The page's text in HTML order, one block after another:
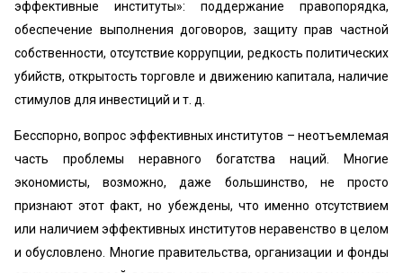
эффективные институты»: поддержание правопорядка,
обеспечение выполнения договоров, защиту прав частной
собственности, отсутствие коррупции, редкость политических
убийств, открытость торговле и движению капитала, наличие
стимулов для инвестиций и т. д.
Бесспорно, вопрос эффективных институтов – неотъемлемая
часть проблемы неравного богатства наций. Многие
экономисты, возможно, даже большинство, не просто
признают этот факт, но убеждены, что именно отсутствием
или наличием эффективных институтов неравенство в целом
и обусловлено. Многие правительства, организации и фонды